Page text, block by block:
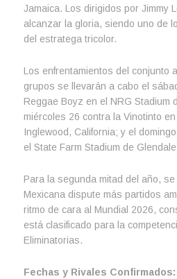
Jamaica. Los dirigidos por Jimmy
alcanzar la gloria, siendo uno de
del estratega tricolor.
Los enfrentamientos del conjunto
grupos se llevarán a cabo el
Reggae Boyz en el NRG Stadium
miércoles 26 contra la Vinotinto
Inglewood, California; y el
el State Farm Stadium de
Para la segunda mitad del año,
Mexicana dispute más partidos
ritmo de cara al Mundial 2026,
está clasificado para la
Eliminatorias.
Fechas y Rivales Confirmados: